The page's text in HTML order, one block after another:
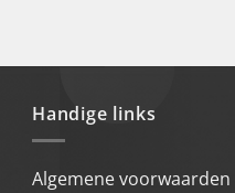
Handige links
Algemene voorwaarden